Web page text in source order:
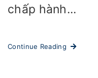
chấp hành...
Continue Reading